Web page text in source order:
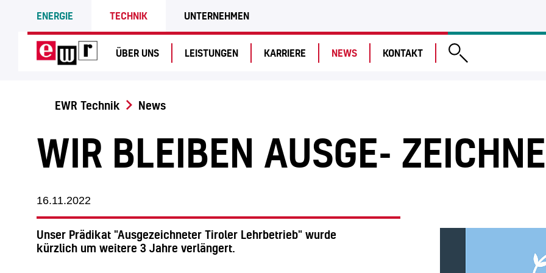
ENERGIE TECHNIK UNTERNEHMEN
ÜBER UNS LEISTUNGEN KARRIERE NEWS KONTAKT
EWR Technik News
WIR BLEIBEN AUSGE-
16.11.2022
Unser Prädikat "Ausgezeichneter Tiroler Lehrbetrieb" wurde
kürzlich um weitere 3 Jahre verlängert.